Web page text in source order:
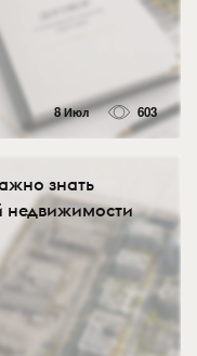
8 Июл 603
знать
недвижимости